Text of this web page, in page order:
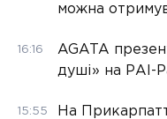
можна
16:16
AGATA
душі» на РАІ-
15:55
На